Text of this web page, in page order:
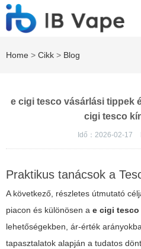
Home > Cikk > Blog
e cigi tesco vásárlási tippek
cigi tesco
Idő：2026-02-17
Praktikus tanácsok a
A következő, részletes útmutató
piacon és különösen a e cigi tesco
lehetőségekben, ár-érték
tapasztalatok alapján a tudatos